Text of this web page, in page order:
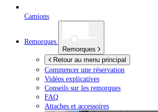
Camions
Remorques
Remorques
Retour au menu principal
Commencer une réservation
Vidéos explicatives
Conseils sur les remorques
FAQ
Attaches et accessoires